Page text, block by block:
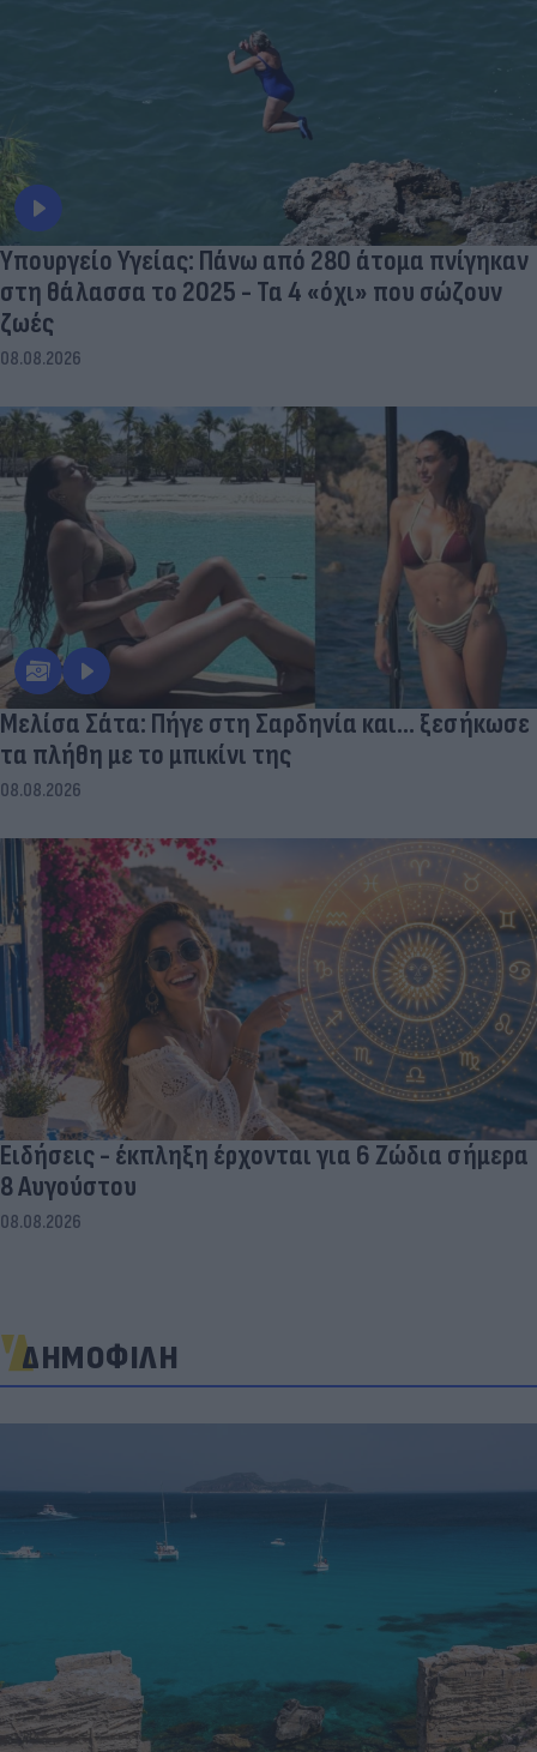
Υπουργείο Υγείας: Πάνω από 280 άτομα πνίγηκαν
στη θάλασσα το 2025 - Τα 4 «όχι» που σώζουν
ζωές
08.08.2026
Μελίσα Σάτα: Πήγε στη Σαρδηνία και... ξεσήκωσε
τα πλήθη με το μπικίνι της
08.08.2026
Ειδήσεις - έκπληξη έρχονται για 6 Ζώδια σήμερα
8 Αυγούστου
08.08.2026
ΔΗΜΟΦΙΛΗ